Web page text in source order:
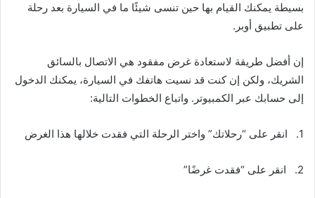
بسيطة يمكنك القيام بها حين تنسى شيئًا ما في السيارة بعد رحلة
على تطبيق أوبر.
إن أفضل طريقة لاستعادة غرض مفقود هي الاتصال بالسائق
الشريك، ولكن إن كنت قد نسيت هاتفك في السيارة، يمكنك الدخول
إلى حسابك عبر الكمبيوتر. واتباع الخطوات التالية:
1. انقر على “رحلاتك” واختر الرحلة التي فقدت خلالها هذا الغرض
2. انقر على “فقدت غرضًا”